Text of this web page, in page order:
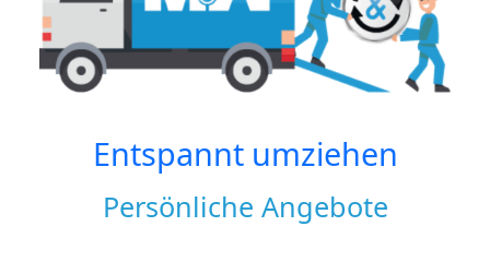
Entspannt umziehen
Persönliche Angebote